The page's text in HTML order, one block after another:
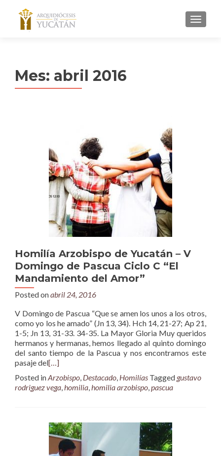
MENU
Mes: abril 2016
Homilía Arzobispo de Yucatán – V
Domingo de Pascua Ciclo C “El
Mandamiento del Amor”
Posted onabril 24, 2016
V Domingo de Pascua “Que se amen los unos a los otros,
como yo los he amado” (Jn 13, 34). Hch 14, 21-27; Ap 21,
1-5; Jn 13, 31-33. 34-35. La Mayor Gloria Muy queridos
hermanos y hermanas, hemos llegado al quinto domingo
del santo tiempo de la Pascua y nos encontramos este
pasaje del[…]
Posted inArzobispo, Destacado, Homilías Tagged gustavo
rodriguez vega,homilia,homilia arzobispo,pascua